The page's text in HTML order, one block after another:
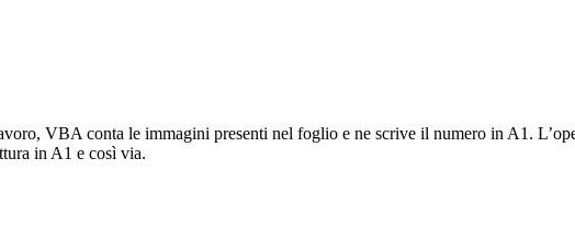
VBA conta le immagini presenti nel foglio e ne scrive il numero in A1.
in A1 e così via.